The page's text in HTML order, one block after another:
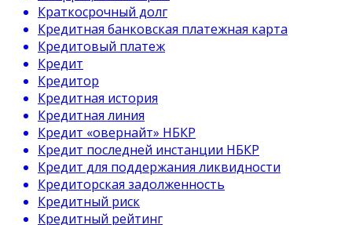
Краткосрочный долг
Кредитная банковская платежная карта
Кредитовый платеж
Кредит
Кредитор
Кредитная история
Кредитная линия
Кредит «овернайт» НБКР
Кредит последней инстанции НБКР
Кредит для поддержания ликвидности
Кредиторская задолженность
Кредитный риск
Кредитный рейтинг